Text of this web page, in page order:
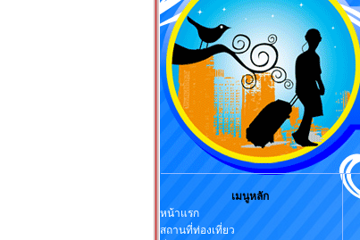
เมนูหลัก
หน้าแรก
สถานที่ท่องเที่ยว